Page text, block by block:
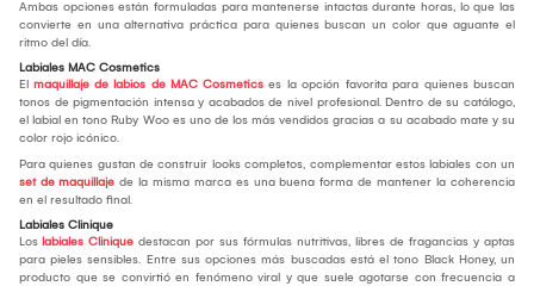
Ambas opciones están formuladas para mantenerse intactas durante horas, lo que las
convierte en una alternativa práctica para quienes buscan un color que aguante el
ritmo del día.
Labiales MAC Cosmetics
El maquillaje de labios de MAC Cosmetics es la opción favorita para quienes buscan
tonos de pigmentación intensa y acabados de nivel profesional. Dentro de su catálogo,
el labial en tono Ruby Woo es uno de los más vendidos gracias a su acabado mate y su
color rojo icónico.
Para quienes gustan de construir looks completos, complementar estos labiales con un
set de maquillaje de la misma marca es una buena forma de mantener la coherencia
en el resultado final.
Labiales Clinique
Los labiales Clinique destacan por sus fórmulas nutritivas, libres de fragancias y aptas
para pieles sensibles. Entre sus opciones más buscadas está el tono Black Honey, un
producto que se convirtió en fenómeno viral y que suele agotarse con frecuencia a